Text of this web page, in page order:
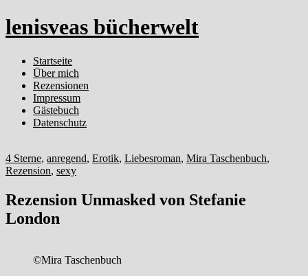
lenisveas bücherwelt
Startseite
Über mich
Rezensionen
Impressum
Gästebuch
Datenschutz
4 Sterne, anregend, Erotik, Liebesroman, Mira Taschenbuch,
Rezension, sexy
Rezension Unmasked von Stefanie
London
©Mira Taschenbuch